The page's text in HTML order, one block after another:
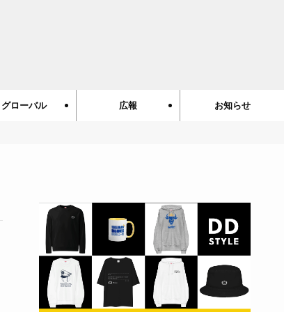
グローバル 広報 お知らせ